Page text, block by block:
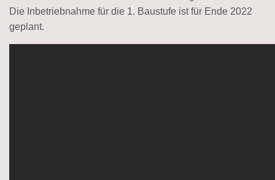
Die Inbetriebnahme für die 1. Baustufe ist für Ende 2022
geplant.